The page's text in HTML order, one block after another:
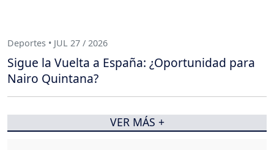
Deportes • JUL 27 / 2026
Sigue la Vuelta a España: ¿Oportunidad para
Nairo Quintana?
VER MÁS +